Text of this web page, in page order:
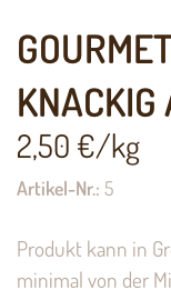
KNACKIG
2,50 €/kg
Artikel-Nr.: 5
Produkt kann in
minimal von der